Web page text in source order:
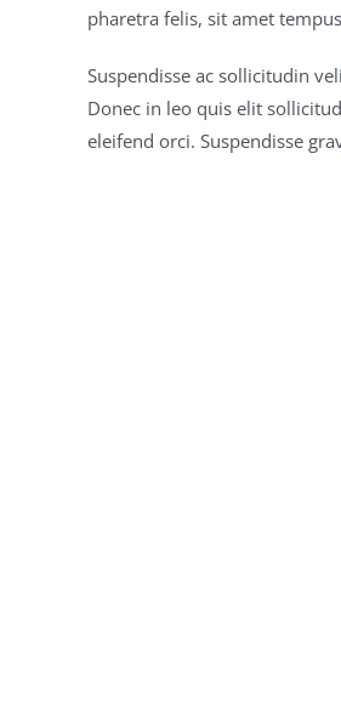
pharetra felis, sit amet
Suspendisse ac sollicitudin
Donec in leo quis elit
eleifend orci. Suspendisse